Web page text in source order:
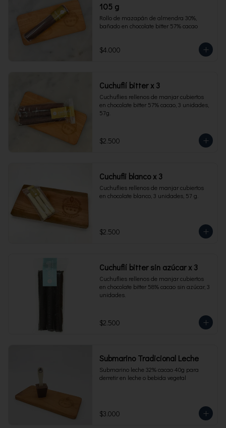
105 g
Rollo de mazapán de almendra 30%,
bañado en chocolate bitter 57% cacao
$4.000
Cuchuflí bitter x 3
Cuchuflies rellenos de manjar cubiertos
en chocolate bitter 57% cacao, 3 unidades,
57g.
$2.500
Cuchufli blanco x 3
Cuchuflies rellenos de manjar cubiertos
en chocolate blanco, 3 unidades, 57 g.
$2.500
Cuchuflí bitter sin azúcar x 3
Cuchuflies rellenos de manjar cubiertos
en chocolate bitter 58% cacao sin azúcar, 3
unidades.
$2.500
Submarino Tradicional Leche
Submarino leche 32% cacao 40g para
derretir en leche o bebida vegetal
$3.000